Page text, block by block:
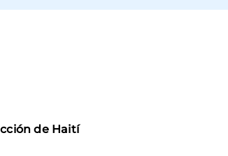
de Haití